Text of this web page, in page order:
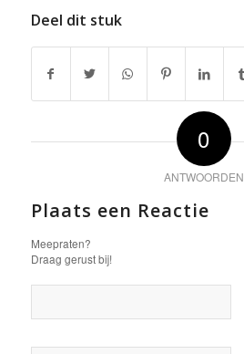
Deel dit stuk
0
ANTWOORDEN
Plaats een Reactie
Meepraten?
Draag gerust bij!